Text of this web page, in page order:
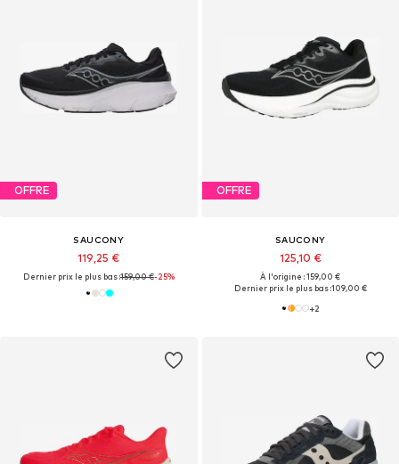
OFFRE
SAUCONY
119,25 €
Dernier prix le plus bas :159,00 €-25%
OFFRE
SAUCONY
125,10 €
À l'origine : 159,00 €
Dernier prix le plus bas :109,00 €
+2